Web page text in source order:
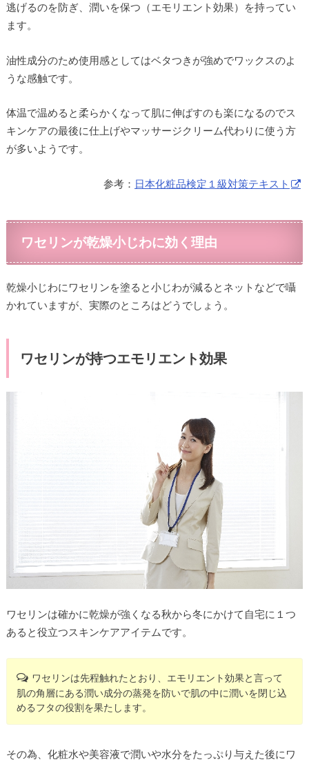
逃げるのを防ぎ、潤いを保つ（エモリエント効果）を持ってい
ます。
油性成分のため使用感としてはベタつきが強めでワックスのよ
うな感触です。
体温で温めると柔らかくなって肌に伸ばすのも楽になるのでス
キンケアの最後に仕上げやマッサージクリーム代わりに使う方
が多いようです。
参考： 日本化粧品検定１級対策テキスト
ワセリンが乾燥小じわに効く理由
乾燥小じわにワセリンを塗ると小じわが減るとネットなどで囁
かれていますが、実際のところはどうでしょう。
ワセリンが持つエモリエント効果
ワセリンは確かに乾燥が強くなる秋から冬にかけて自宅に１つ
あると役立つスキンケアアイテムです。
ワセリンは先程触れたとおり、エモリエント効果と言って
肌の角層にある潤い成分の蒸発を防いで肌の中に潤いを閉じ込
めるフタの役割を果たします。
その為、化粧水や美容液で潤いや水分をたっぷり与えた後にワ